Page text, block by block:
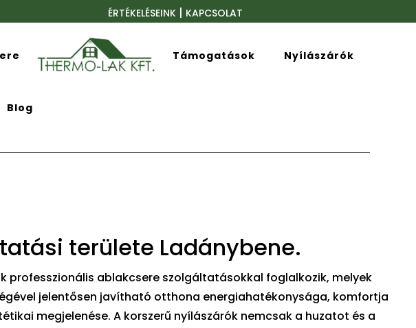
ÉRTÉKELÉSEINK| KAPCSOLAT
Támogatások Nyílászárók
Blog
területe Ladánybene.
professzionális ablakcsere szolgáltatásokkal foglalkozik, melyek
jelentősen javítható otthona energiahatékonysága, komfortja
megjelenése. A korszerű nyílászárók nemcsak a huzatot és a